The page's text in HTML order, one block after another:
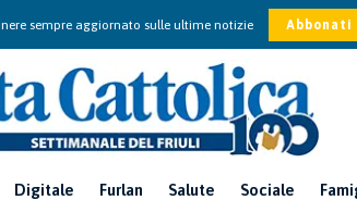
sempre aggiornato sulle ultime notizie Abbonati
Digitale Furlan Salute Sociale